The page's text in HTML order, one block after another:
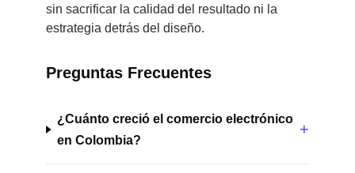
sin sacrificar la calidad del resultado ni la
estrategia detrás del diseño.
Preguntas Frecuentes
¿Cuánto creció el comercio electrónico
en Colombia?